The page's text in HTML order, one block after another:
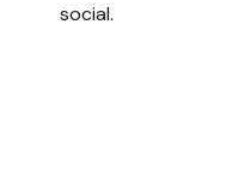
social.